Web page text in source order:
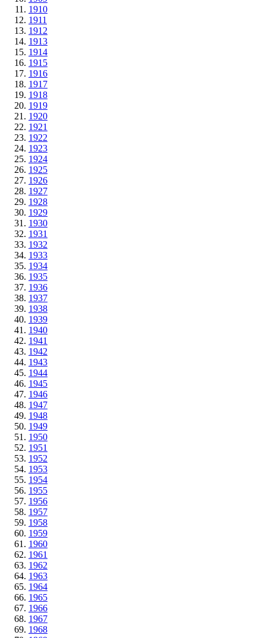
1910
1911
1912
1913
1914
1915
1916
1917
1918
1919
1920
1921
1922
1923
1924
1925
1926
1927
1928
1929
1930
1931
1932
1933
1934
1935
1936
1937
1938
1939
1940
1941
1942
1943
1944
1945
1946
1947
1948
1949
1950
1951
1952
1953
1954
1955
1956
1957
1958
1959
1960
1961
1962
1963
1964
1965
1966
1967
1968